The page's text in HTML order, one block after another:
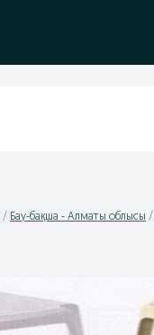
Бау-бақша - Алматы облысы